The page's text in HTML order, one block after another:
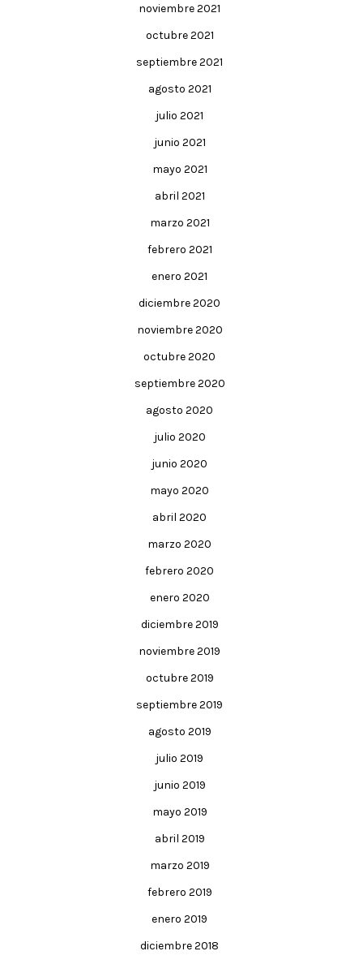
noviembre 2021
octubre 2021
septiembre 2021
agosto 2021
julio 2021
junio 2021
mayo 2021
abril 2021
marzo 2021
febrero 2021
enero 2021
diciembre 2020
noviembre 2020
octubre 2020
septiembre 2020
agosto 2020
julio 2020
junio 2020
mayo 2020
abril 2020
marzo 2020
febrero 2020
enero 2020
diciembre 2019
noviembre 2019
octubre 2019
septiembre 2019
agosto 2019
julio 2019
junio 2019
mayo 2019
abril 2019
marzo 2019
febrero 2019
enero 2019
diciembre 2018